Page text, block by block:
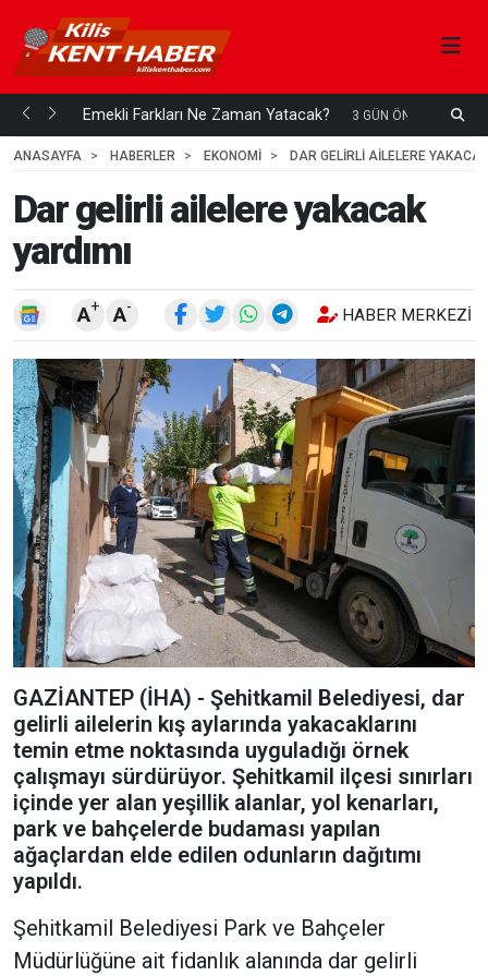
mi... Emekli Farkları Ne Zaman Yatacak? 3 GÜN ÖNCE
ANASAYFA
HABERLER EKONOMİ DAR GELIRLI AILELERE
Dar gelirli ailelere yakacak
yardımı
A+ A- HABER MERKEZI
GAZİANTEP (İHA) - Şehitkamil Belediyesi, dar
gelirli ailelerin kış aylarında yakacaklarını
temin etme noktasında uyguladığı örnek
çalışmayı sürdürüyor. Şehitkamil ilçesi sınırları
içinde yer alan yeşillik alanlar, yol kenarları,
park ve bahçelerde budaması yapılan
ağaçlardan elde edilen odunların dağıtımı
yapıldı.
Şehitkamil Belediyesi Park ve Bahçeler
Müdürlüğüne ait fidanlık alanında dar gelirli